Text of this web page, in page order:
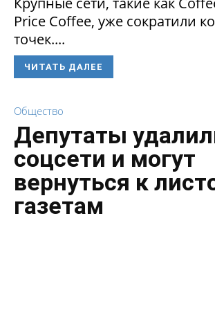
Price Coffee, уже сократили
точек....
ЧИТАТЬ ДАЛЕЕ
Общество
Депутаты
соцсети и могут
вернуться к
газетам